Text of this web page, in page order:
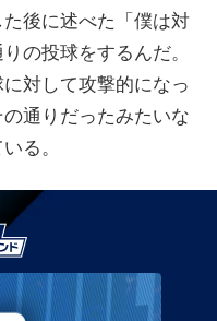
後に述べた「僕は対
の投球をするんだ。
対して攻撃的になっ
通りだったみたいな
る。